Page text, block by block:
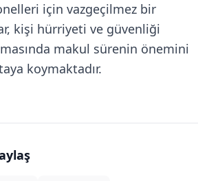
için vazgeçilmez bir
kişi hürriyeti ve güvenliği
makul sürenin önemini
koymaktadır.